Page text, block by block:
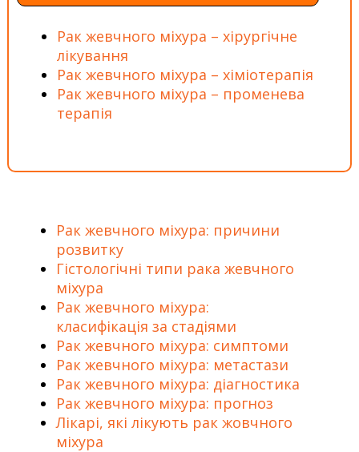
Рак жевчного міхура – хірургічне
лікування
Рак жевчного міхура – хіміотерапія
Рак жевчного міхура – променева
терапія
Рак жевчного міхура: причини
розвитку
Гістологічні типи рака жевчного
міхура
Рак жевчного міхура:
класифікація за стадіями
Рак жевчного міхура: симптоми
Рак жевчного міхура: метастази
Рак жевчного міхура: діагностика
Рак жевчного міхура: прогноз
Лікарі, які лікують рак жовчного
міхура